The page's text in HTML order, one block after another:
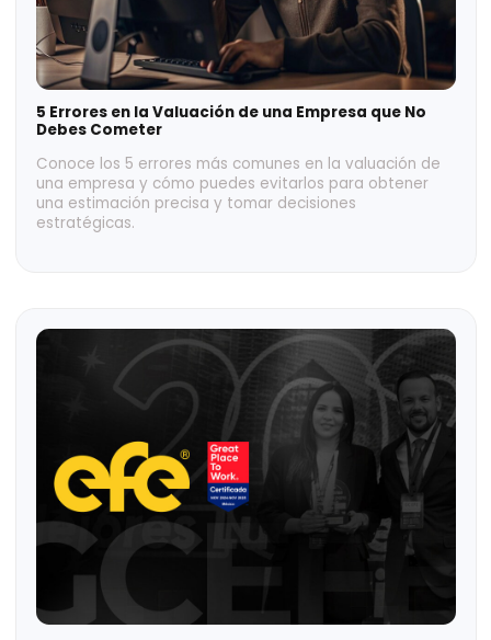
5 Errores en la Valuación de una Empresa que No
Debes Cometer
Conoce los 5 errores más comunes en la valuación de
una empresa y cómo puedes evitarlos para obtener
una estimación precisa y tomar decisiones
estratégicas.